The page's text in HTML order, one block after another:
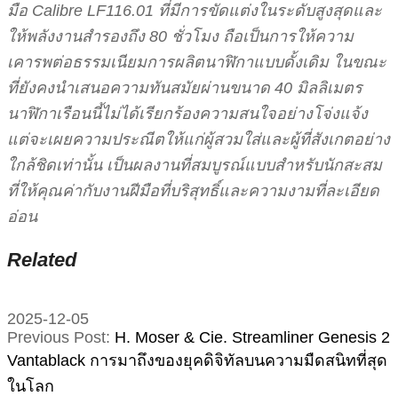
มือ Calibre LF116.01 ที่มีการขัดแต่งในระดับสูงสุดและ
ให้พลังงานสำรองถึง 80 ชั่วโมง ถือเป็นการให้ความ
เคารพต่อธรรมเนียมการผลิตนาฬิกาแบบดั้งเดิม ในขณะ
ที่ยังคงนำเสนอความทันสมัยผ่านขนาด 40 มิลลิเมตร
นาฬิกาเรือนนี้ไม่ได้เรียกร้องความสนใจอย่างโจ่งแจ้ง
แต่จะเผยความประณีตให้แก่ผู้สวมใส่และผู้ที่สังเกตอย่าง
ใกล้ชิดเท่านั้น เป็นผลงานที่สมบูรณ์แบบสำหรับนักสะสม
ที่ให้คุณค่ากับงานฝีมือที่บริสุทธิ์และความงามที่ละเอียด
อ่อน
Related
2025-12-05
Previous Post: H. Moser & Cie. Streamliner Genesis 2
Vantablack การมาถึงของยุคดิจิทัลบนความมืดสนิทที่สุด
ในโลก